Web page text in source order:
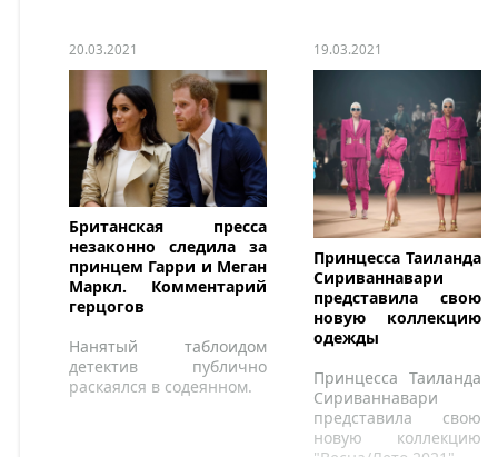
Фильдерштадте,
Германия, в это
воскресенье отметит
свое 36-летие.
20.03.2021
Британская пресса
незаконно следила за
принцем Гарри и Меган
Маркл. Комментарий
герцогов
Нанятый таблоидом
детектив публично
раскаялся в содеянном.
19.03.2021
Принцесса Таиланда
Сириваннавари
представила свою
новую коллекцию
одежды
Принцесса Таиланда
Сириваннавари
представила свою
новую коллекцию